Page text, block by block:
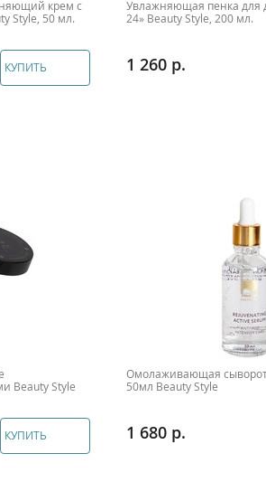
крем с
Style, 50 мл.
КУПИТЬ
Увлажняющая пенка для
24» Beauty Style, 200 мл.
1 260
Beauty Style
КУПИТЬ
Омолаживающая
50мл Beauty Style
1 680